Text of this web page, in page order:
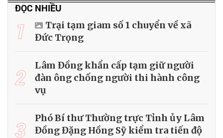
ĐỌC NHIỀU
1
Trại tạm giam số 1 chuyển về xã
Đức Trọng
2
Lâm Đồng khẩn cấp tạm giữ người
đàn ông chống người thi hành công
vụ
3
Phó Bí thư Thường trực Tỉnh ủy Lâm
Đồng Đặng Hồng Sỹ kiểm tra tiến độ